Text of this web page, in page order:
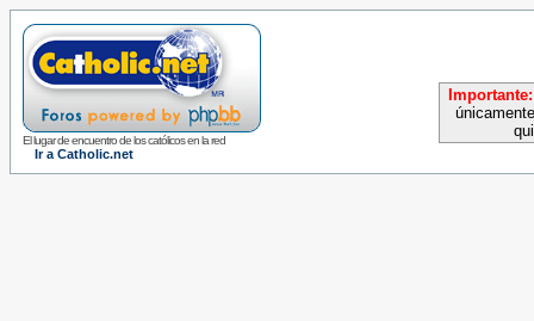
El lugar de encuentro de los católicos en la red
Ir a Catholic.net
Importante: